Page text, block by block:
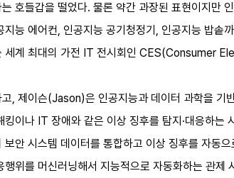
호들갑을 떨었다. 물론 약간 과장된 표현이지만
지능 에어컨, 인공지능 공기청정기, 인공지능 밥솥
세계 최대의 가전 IT 전시회인 CES(Consumer
, 제이슨(Jason)은 인공지능과 데이터 과학을 기
킹이나 IT 장애와 같은 이상 징후를 탐지·대응하
보안 시스템 데이터를 통합하고 이상 징후를 자동
행위를 머신러닝해서 지능적으로 자동화하는 관제